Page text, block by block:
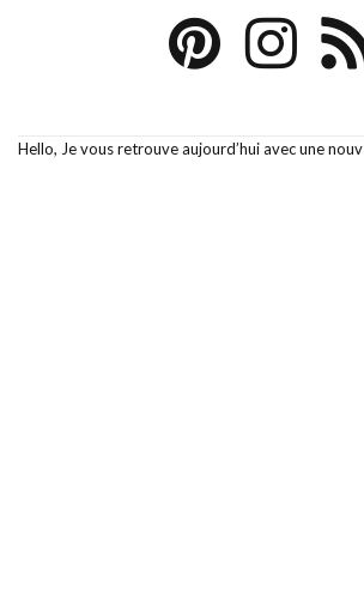
Hello, Je vous retrouve aujourd’hui avec une nouv